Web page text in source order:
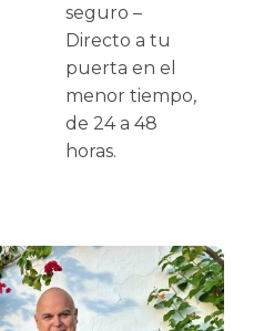
seguro –
Directo a tu
puerta en el
menor tiempo,
de 24 a 48
horas.